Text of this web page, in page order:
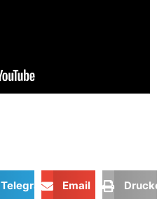
Telegram Email